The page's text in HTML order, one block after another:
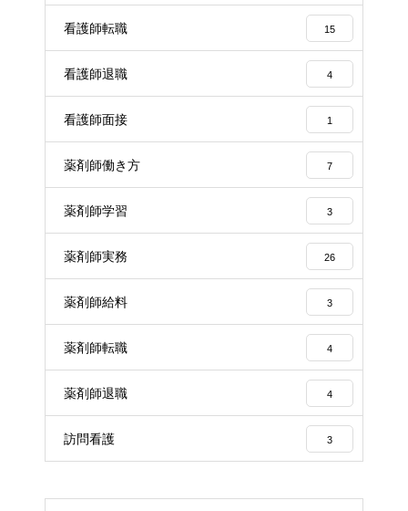
看護師転職 15
看護師退職 4
看護師面接 1
薬剤師働き方 7
薬剤師学習 3
薬剤師実務 26
薬剤師給料 3
薬剤師転職 4
薬剤師退職 4
訪問看護 3